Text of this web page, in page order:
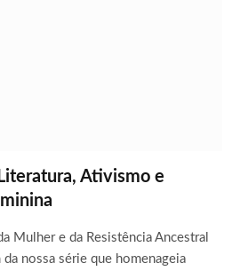
Ativismo e
Mulher e da Resistência Ancestral
nossa série que homenageia